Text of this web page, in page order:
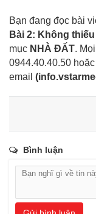
Bạn đang đọc bài
Bài 2: Không
mục NHÀ ĐẤT.
0944.40.40.50
email (
Bình luận